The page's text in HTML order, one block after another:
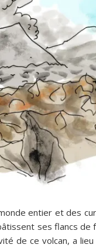
entier et des
ses flancs de
de ce volcan, a